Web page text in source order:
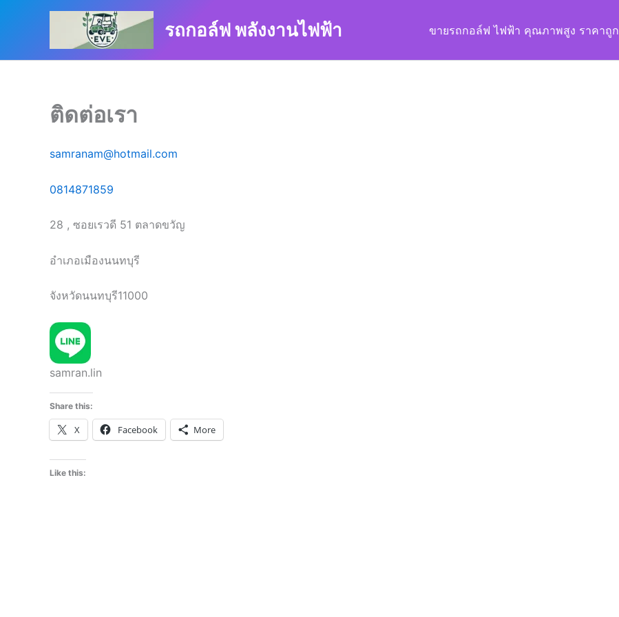
รถกอล์ฟ พลังงานไฟฟ้า ขายรถกอล์ฟ ไฟฟ้า คุณภาพสูง ราคาถูก
ติดต่อเรา
samranam@hotmail.com
0814871859
28 , ซอยเรวดี 51 ตลาดขวัญ
อำเภอเมืองนนทบุรี
จังหวัดนนทบุรี11000
samran.lin
Share this:
X Facebook More
Like this: